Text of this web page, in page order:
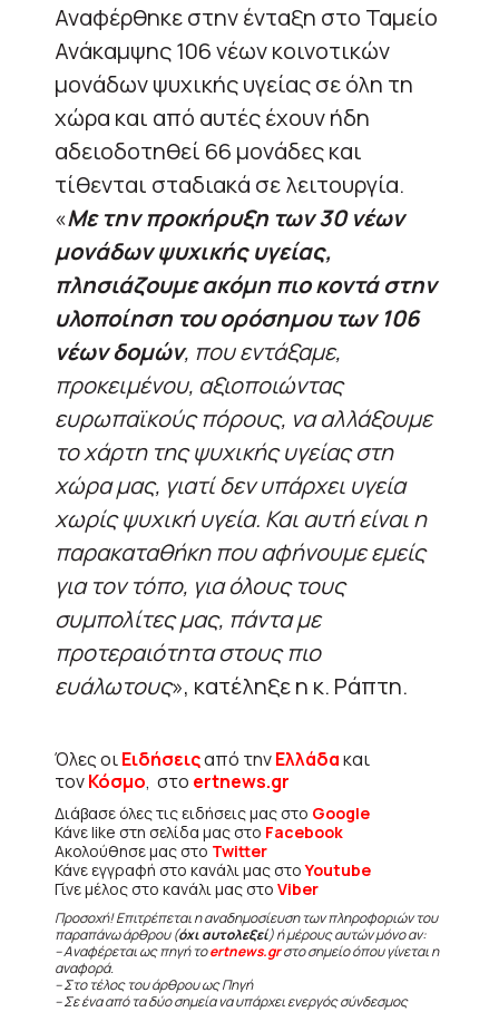
Αναφέρθηκε στην ένταξη στο Ταμείο
Ανάκαμψης 106 νέων κοινοτικών
μονάδων ψυχικής υγείας σε όλη τη
χώρα και από αυτές έχουν ήδη
αδειοδοτηθεί 66 μονάδες και
τίθενται σταδιακά σε λειτουργία.
«Με την προκήρυξη των 30 νέων
μονάδων ψυχικής υγείας,
πλησιάζουμε ακόμη πιο κοντά στην
υλοποίηση του ορόσημου των 106
νέων δομών, που εντάξαμε,
προκειμένου, αξιοποιώντας
ευρωπαϊκούς πόρους, να αλλάξουμε
το χάρτη της ψυχικής υγείας στη
χώρα μας, γιατί δεν υπάρχει υγεία
χωρίς ψυχική υγεία. Και αυτή είναι η
παρακαταθήκη που αφήνουμε εμείς
για τον τόπο, για όλους τους
συμπολίτες μας, πάντα με
προτεραιότητα στους πιο
ευάλωτους», κατέληξε η κ. Ράπτη.
Όλες οιΕιδήσειςαπό τηνΕλλάδακαι
τονΚόσμο, στο ertnews.gr
Διάβασε όλες τις ειδήσεις μας στο Google
Κάνε like στη σελίδα μας στο Facebook
Ακολούθησε μας στο Twitter
Κάνε εγγραφή στο κανάλι μας στοYoutube
Γίνε μέλος στο κανάλι μας στο Viber
Προσοχή! Επιτρέπεται η αναδημοσίευση των πληροφοριών του
παραπάνω άρθρου (όχι αυτολεξεί) ή μέρους αυτών μόνο αν:
– Αναφέρεται ως πηγή τοertnews.grστο σημείο όπου γίνεται η
αναφορά.
– Στο τέλος του άρθρου ως Πηγή
– Σε ένα από τα δύο σημεία να υπάρχει ενεργός σύνδεσμος